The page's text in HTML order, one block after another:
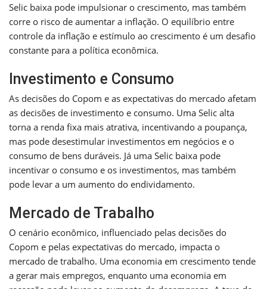
Selic baixa pode impulsionar o crescimento, mas também
corre o risco de aumentar a inflação. O equilíbrio entre
controle da inflação e estímulo ao crescimento é um desafio
constante para a política econômica.
Investimento e Consumo
As decisões do Copom e as expectativas do mercado afetam
as decisões de investimento e consumo. Uma Selic alta
torna a renda fixa mais atrativa, incentivando a poupança,
mas pode desestimular investimentos em negócios e o
consumo de bens duráveis. Já uma Selic baixa pode
incentivar o consumo e os investimentos, mas também
pode levar a um aumento do endividamento.
Mercado de Trabalho
O cenário econômico, influenciado pelas decisões do
Copom e pelas expectativas do mercado, impacta o
mercado de trabalho. Uma economia em crescimento tende
a gerar mais empregos, enquanto uma economia em